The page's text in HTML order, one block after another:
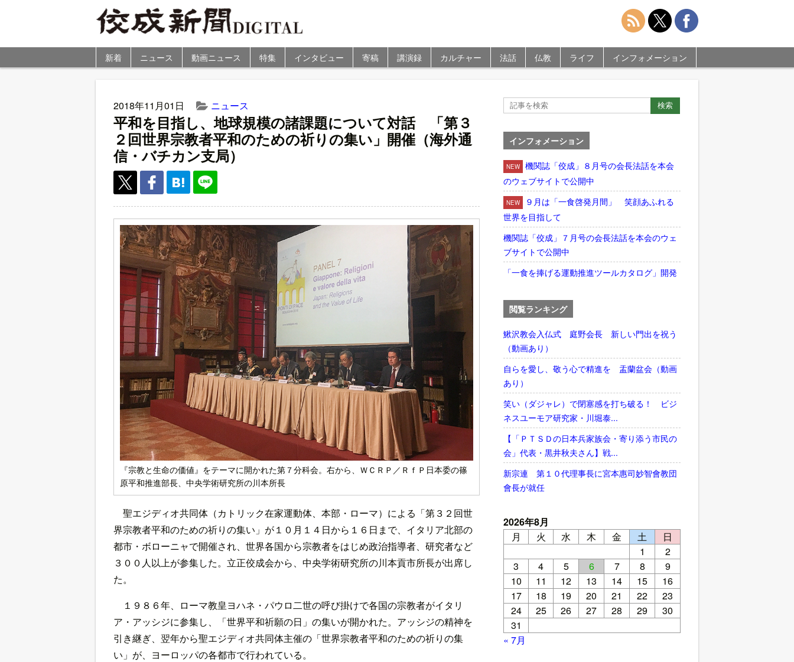
新着 ニュース 動画ニュース 特集 インタビュー 寄稿 講演録 カルチャー 法話 仏教 ライフ インフォメーション
2018年11月01日 ニュース
平和を目指し、地球規模の諸課題について対話 「第３
２回世界宗教者平和のための祈りの集い」開催（海外通
信・バチカン支局）
『宗教と生命の価値』をテーマに開かれた第７分科会。右から、ＷＣＲＰ／ＲｆＰ日本委の篠
原平和推進部長、中央学術研究所の川本所長
聖エジディオ共同体（カトリック在家運動体、本部・ローマ）による「第３２回世
界宗教者平和のための祈りの集い」が１０月１４日から１６日まで、イタリア北部の
都市・ボローニャで開催され、世界各国から宗教者をはじめ政治指導者、研究者など
３００人以上が参集した。立正佼成会から、中央学術研究所の川本貢市所長が出席し
た。
１９８６年、ローマ教皇ヨハネ・パウロ二世の呼び掛けで各国の宗教者がイタリ
ア・アッシジに参集し、「世界平和祈願の日」の集いが開かれた。アッシジの精神を
引き継ぎ、翌年から聖エジディオ共同体主催の「世界宗教者平和のための祈りの集
い」が、ヨーロッパの各都市で行われている。
インフォメーション
NEW
機関誌「佼成」８月号の会長法話を本会
のウェブサイトで公開中
NEW
９月は「一食啓発月間」 笑顔あふれる
世界を目指して
機関誌「佼成」７月号の会長法話を本会のウェ
ブサイトで公開中
「一食を捧げる運動推進ツールカタログ」開発
閲覧ランキング
鰍沢教会入仏式 庭野会長 新しい門出を祝う
（動画あり）
自らを愛し、敬う心で精進を 盂蘭盆会（動画
あり）
笑い（ダジャレ）で閉塞感を打ち破る！ ビジ
ネスユーモア研究家・川堀泰...
【「ＰＴＳＤの日本兵家族会・寄り添う市民の
会」代表・黒井秋夫さん】戦...
新宗連 第１０代理事長に宮本惠司妙智會教団
會長が就任
2026年8月
月
火 水 木 金 土
日
1
2
3
4 5 6 7 8
9
10
11 12 13 14 15
16
17
18 19 20 21 22
23
24
25 26 27 28 29
30
31
« 7月